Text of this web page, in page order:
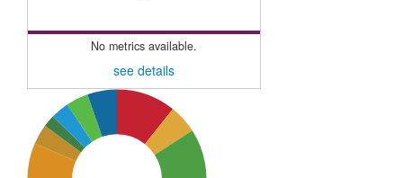
No metrics available.
see details